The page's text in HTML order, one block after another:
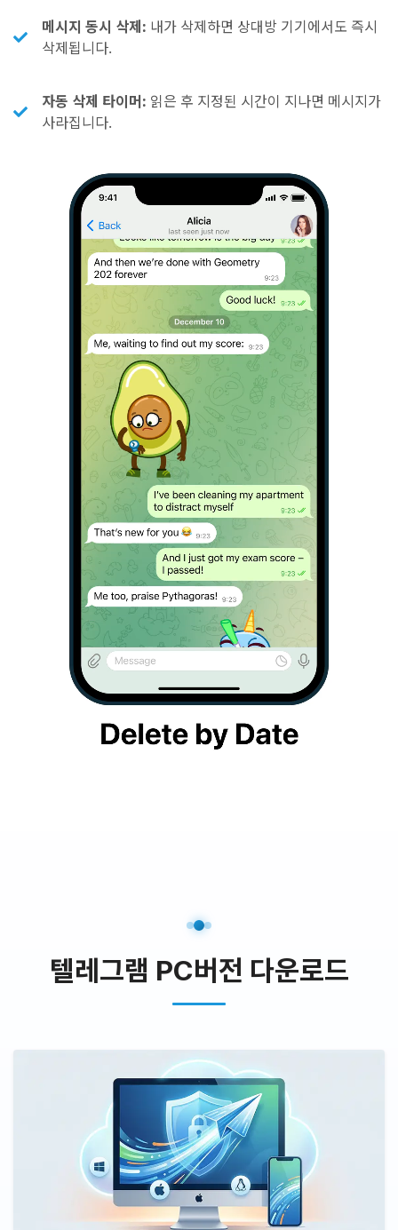
메시지 동시 삭제: 내가 삭제하면 상대방 기기에서도 즉시
삭제됩니다.
자동 삭제 타이머: 읽은 후 지정된 시간이 지나면 메시지가
사라집니다.
텔레그램 PC버전 다운로드